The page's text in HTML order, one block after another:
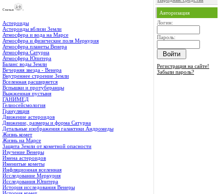
Cтатьи :
Астероиды
Астероиды вблизи Земли
Атмосфера и вода на Марсе
Атмосфера и физические поля Меркурия
Атмосфера планеты Венера
Атмосфера Сатурна
Атмосфера Юпитера
Баланс воды Земли
Вечерняя звезда - Венера
Внутреннее строение Земли
Вселенная расширяется
Вспышки и протуберанцы
Выжженная пустыня
ГАНИМЕД
Гелиосейсмология
Грануляция
Движение астероидов
Движение, размеры и форма Сатурна
Детальные изображения галактики Андромеды
Жизнь комет
Жизнь на Марсе
Защита Земли от кометной опасности
Изучение Венеры
Имена астероидов
Именитые кометы
Инфляционная вселенная
Исследование Меркурия
Исследования Юпитера
История исследования Венеры
Авторизация
Логин:
Пароль:
Регистрация на сайте!
Забыли пароль?